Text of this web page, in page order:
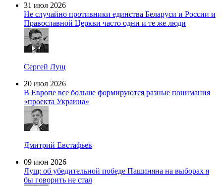
31 июл 2026
Не случайно противники единства Беларуси и России и
Православной Церкви часто одни и те же люди
Сергей Лущ
20 июл 2026
В Европе все больше формируются разные понимания
«проекта Украина»
Дмитрий Евстафьев
09 июн 2026
Лущ: об убедительной победе Пашиняна на выборах я
бы говорить не стал